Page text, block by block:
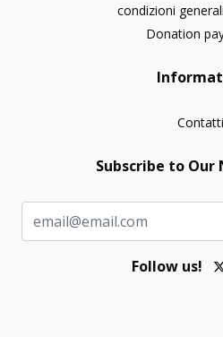
condizioni
Donation
Contatti
Subscribe to
Follow us!